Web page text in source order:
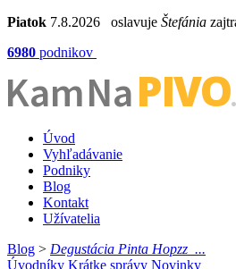
Piatok 7.8.2026 oslavuje Štefánia
6980 podnikov
Kam NaPIVO
Úvod
Vyhľadávanie
Podniky
Blog
Kontakt
Užívatelia
Blog > Degustácia Pinta Hopzz_...
Úvodníky Krátke správy Novinky